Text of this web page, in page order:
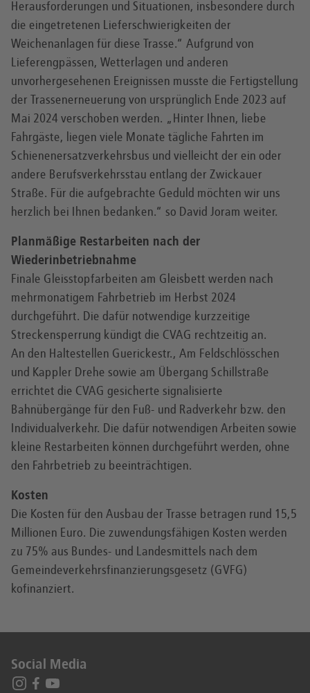
Herausforderungen und Situationen, insbesondere durch
die eingetretenen Lieferschwierigkeiten der
Weichenanlagen für diese Trasse.“ Aufgrund von
Lieferengpässen, Wetterlagen und anderen
unvorhergesehenen Ereignissen musste die Fertigstellung
der Trassenerneuerung von ursprünglich Ende 2023 auf
Mai 2024 verschoben werden. „Hinter Ihnen, liebe
Fahrgäste, liegen viele Monate tägliche Fahrten im
Schienenersatzverkehrsbus und vielleicht der ein oder
andere Berufsverkehrsstau entlang der Zwickauer
Straße. Für die aufgebrachte Geduld möchten wir uns
herzlich bei Ihnen bedanken.“ so David Joram weiter.
Planmäßige Restarbeiten nach der
Wiederinbetriebnahme
Finale Gleisstopfarbeiten am Gleisbett werden nach
mehrmonatigem Fahrbetrieb im Herbst 2024
durchgeführt. Die dafür notwendige kurzzeitige
Streckensperrung kündigt die CVAG rechtzeitig an.
An den Haltestellen Guerickestr., Am Feldschlösschen
und Kappler Drehe sowie am Übergang Schillstraße
errichtet die CVAG gesicherte signalisierte
Bahnübergänge für den Fuß- und Radverkehr bzw. den
Individualverkehr. Die dafür notwendigen Arbeiten sowie
kleine Restarbeiten können durchgeführt werden, ohne
den Fahrbetrieb zu beeinträchtigen.
Kosten
Die Kosten für den Ausbau der Trasse betragen rund 15,5
Millionen Euro. Die zuwendungsfähigen Kosten werden
zu 75% aus Bundes- und Landesmittels nach dem
Gemeindeverkehrsfinanzierungsgesetz (GVFG)
kofinanziert.
Social Media